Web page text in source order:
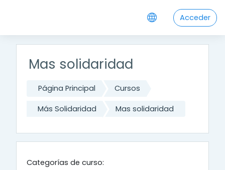
Acceder
Mas solidaridad
Página Principal Cursos
Más Solidaridad Mas solidaridad
Categorías de curso: